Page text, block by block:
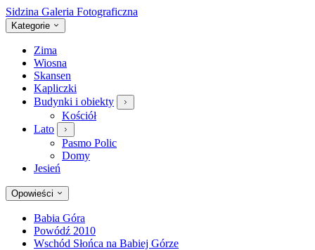
Sidzina Galeria Fotograficzna
Kategorie
Zima
Wiosna
Skansen
Kapliczki
Budynki i obiekty
Kościół
Lato
Pasmo Polic
Domy
Jesień
Opowieści
Babia Góra
Powódź 2010
Wschód Słońca na Babiej Górze